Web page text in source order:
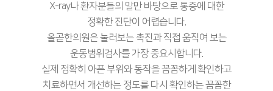
X-ray나 환자분들의 말만 바탕으로 통증에 대한
정확한 진단이 어렵습니다.
올곧한의원은 눌러보는 촉진과 직접 움직여 보는
운동범위검사를 가장 중요시합니다.
실제 정확히 아픈 부위와 동작을 꼼꼼하게 확인하고
치료하면서 개선하는 정도를 다시 확인하는 꼼꼼한